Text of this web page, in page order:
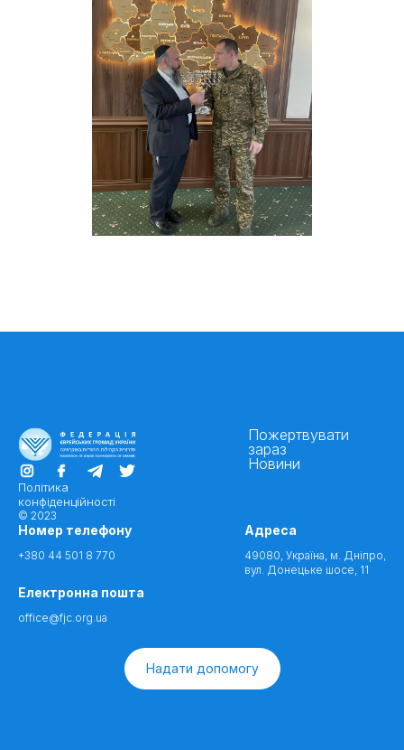
© 2023
Політика
конфіденційності
Номер телефону
+380 44 501 8 770
Електронна пошта
office@fjc.org.ua
Адреса
49080, Україна, м. Дніпро,
вул. Донецьке шосе, 11
Пожертвувати
зараз
Новини
Надати допомогу